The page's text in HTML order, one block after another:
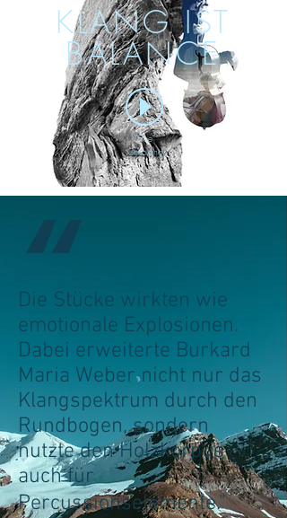
KLANG IST
BALANCE
"Free"
Celloland
Die Stücke wirkten wie
emotionale Explosionen.
Dabei erweiterte Burkard
Maria Weber nicht nur das
Klangspektrum durch den
Rundbogen, sondern
nutzte den Holzkorpus
auch für
Percussionselemente."